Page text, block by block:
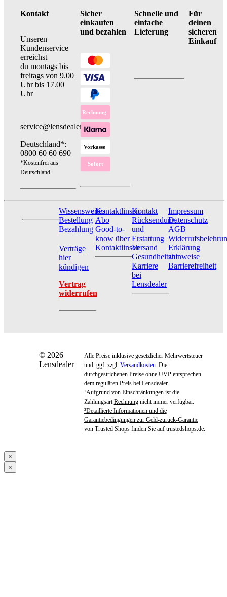
Kontakt
Unseren
Kundenservice
erreichst
du montags bis
freitags von 9.00
Uhr bis 17.00
Uhr
service@lensdealer.com
Deutschland*:
0800 60 60 690
*Kostenfrei aus
Deutschland
Sicher
einkaufen
und bezahlen
Schnelle und
einfache
Lieferung
Für
deinen
sicheren
Einkauf
Wissenswertes
Bestellung
Bezahlung
Verträge
hier
kündigen
Vertrag
widerrufen
Kontaktlinsen-
Abo
Good-to-
know über
Kontaktlinsen
Kontakt
Rücksendung
und
Erstattung
Versand
Gesundheitshinweise
Karriere
bei
Lensdealer
Impressum
Datenschutz
AGB
Erklärung
zur
Barrierefreiheit
© 2026
Lensdealer
Alle Preise inklusive gesetzlicher Mehrwertsteuer
und ggf. zzgl. Versandkosten. Die
durchgestrichenen Preise ohne UVP entsprechen
dem regulären Preis bei Lensdealer.
¹Aufgrund von Einschränkungen ist die
Zahlungsart Rechnungnicht immer verfügbar.
²Detaillierte Informationen und die
Garantiebedingungen zur Geld-zurück-Garantie
von Trusted Shops finden Sie auf trustedshops.de.
×
×